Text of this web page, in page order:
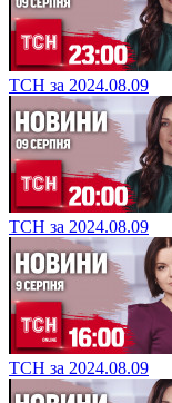
ТСН за 2024.08.09
ТСН за 2024.08.09
ТСН за 2024.08.09